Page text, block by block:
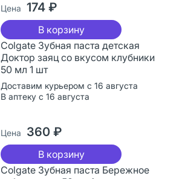
Цена 174 ₽
В корзину
Colgate Зубная паста детская
Доктор заяц со вкусом клубники
50 мл 1 шт
Доставим курьером с 16 августа
В аптеку с 16 августа
Цена 360 ₽
В корзину
Colgate Зубная паста Бережное